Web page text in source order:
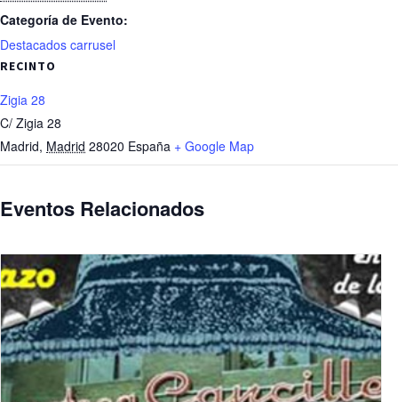
Categoría de Evento:
Destacados carrusel
RECINTO
Zigia 28
C/ Zigia 28
Madrid, Madrid 28020 España + Google Map
Eventos Relacionados